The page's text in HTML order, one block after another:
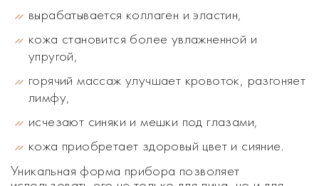
вырабатывается коллаген и эластин,
кожа становится более увлажненной и
упругой,
горячий массаж улучшает кровоток, разгоняет
лимфу,
исчезают синяки и мешки под глазами,
кожа приобретает здоровый цвет и сияние.
Уникальная форма прибора позволяет